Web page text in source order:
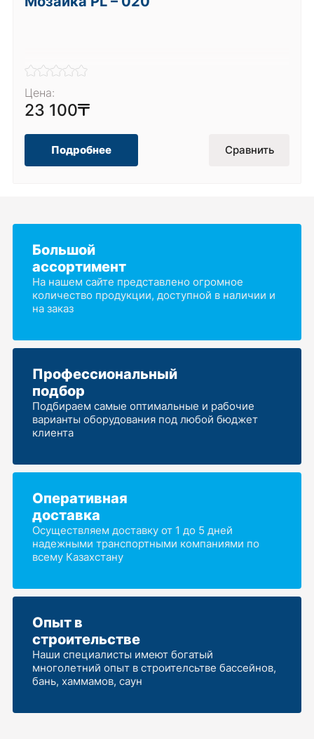
Цена:
23 100
Подробнее Сравнить
Большой
ассортимент
На нашем сайте представлено огромное
количество продукции, доступной в наличии и
на заказ
Профессиональный
подбор
Подбираем самые оптимальные и рабочие
варианты оборудования под любой бюджет
клиента
Оперативная
доставка
Осуществляем доставку от 1 до 5 дней
надежными транспортными компаниями по
всему Казахстану
Опыт в
строительстве
Наши специалисты имеют богатый
многолетний опыт в строителсьтве бассейнов,
бань, хаммамов, саун